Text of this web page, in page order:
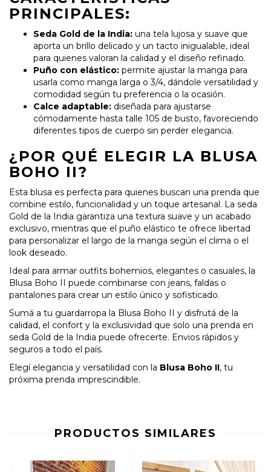
PRINCIPALES:
Seda Gold de la India: una tela lujosa y suave que
aporta un brillo delicado y un tacto inigualable, ideal
para quienes valoran la calidad y el diseño refinado.
Puño con elástico: permite ajustar la manga para
usarla como manga larga o 3/4, dándole versatilidad y
comodidad según tu preferencia o la ocasión.
Calce adaptable: diseñada para ajustarse
cómodamente hasta talle 105 de busto, favoreciendo
diferentes tipos de cuerpo sin perder elegancia.
¿POR QUÉ ELEGIR LA BLUSA
BOHO II?
Esta blusa es perfecta para quienes buscan una prenda que
combine estilo, funcionalidad y un toque artesanal. La seda
Gold de la India garantiza una textura suave y un acabado
exclusivo, mientras que el puño elástico te ofrece libertad
para personalizar el largo de la manga según el clima o el
look deseado.
Ideal para armar outfits bohemios, elegantes o casuales, la
Blusa Boho II puede combinarse con jeans, faldas o
pantalones para crear un estilo único y sofisticado.
Sumá a tu guardarropa la Blusa Boho II y disfrutá de la
calidad, el confort y la exclusividad que solo una prenda en
seda Gold de la India puede ofrecerte. Envios rápidos y
seguros a todo el país.
Elegí elegancia y versatilidad con la Blusa Boho II, tu
próxima prenda imprescindible.
PRODUCTOS SIMILARES